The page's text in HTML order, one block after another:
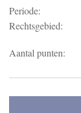
Periode:
Rechtsgebied:
Aantal punten: